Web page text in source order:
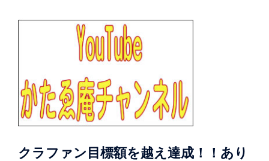
クラファン目標額を越え達成！！あり